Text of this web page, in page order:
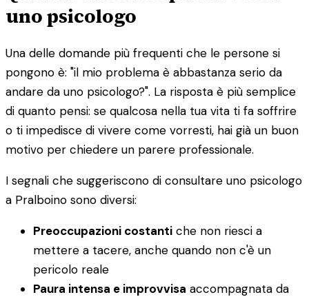
uno psicologo
Una delle domande più frequenti che le persone si
pongono è: "il mio problema è abbastanza serio da
andare da uno psicologo?". La risposta è più semplice
di quanto pensi: se qualcosa nella tua vita ti fa soffrire
o ti impedisce di vivere come vorresti, hai già un buon
motivo per chiedere un parere professionale.
I segnali che suggeriscono di consultare uno psicologo
a Pralboino sono diversi:
Preoccupazioni costanti che non riesci a
mettere a tacere, anche quando non c'è un
pericolo reale
Paura intensa e improvvisa accompagnata da